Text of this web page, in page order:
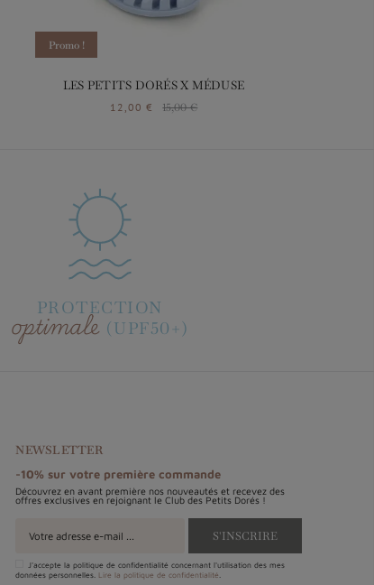
Promo !
LES PETITS DORÉS X MÉDUSE
Prix
12,00 €
Prix de base
15,00 €
PROTECTION
optimale (UPF50+)
NEWSLETTER
-10% sur votre première commande
Découvrez en avant première nos nouveautés et recevez des
offres exclusives en rejoignant le Club des Petits Dorés !
J'accepte la politique de confidentialité concernant l'utilisation des mes
données personnelles. Lire la politique de confidentialité